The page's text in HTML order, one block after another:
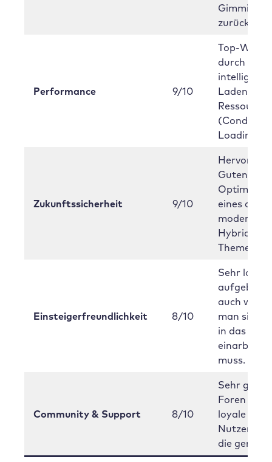
Gimmicks
zurück.
Performance 9/10
Top-Werte
durch
Laden von
Ressourcen
Loading).
Zukunftssicherheit 9/10
eines der
Hybrid-
Themes.
Einsteigerfreundlichkeit 8/10
Sehr
aufgebaut,
auch wenn
man sich
in das
einarbeiten
muss.
Community & Support 8/10
Sehr gute
Foren und
loyale
die gerne